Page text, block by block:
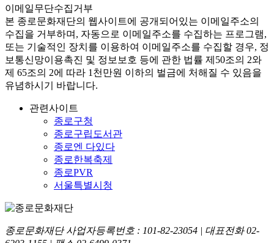
이메일무단수집거부
본 종로문화재단의 웹사이트에 공개되어있는 이메일주소의
수집을 거부하며, 자동으로 이메일주소를 수집하는 프로그램,
또는 기술적인 장치를 이용하여 이메일주소를 수집할 경우, 정
보통신망이용촉진 및 정보보호 등에 관한 법률 제50조의 2와
제 65조의 2에 따라 1천만원 이하의 벌금에 처해질 수 있음을
유념하시기 바랍니다.
관련사이트
종로구청
종로구립도서관
종로엔 다있다
종로한복축제
종로PVR
서울특별시청
종로문화재단 사업자등록번호 : 101-82-23054 | 대표전화02-